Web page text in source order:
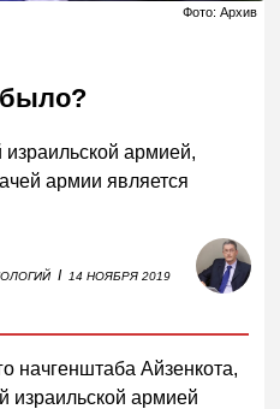
Фото: Архив
армией,
армии является
I
14 НОЯБРЯ 2019
начгенштаба Айзенкота,
армией